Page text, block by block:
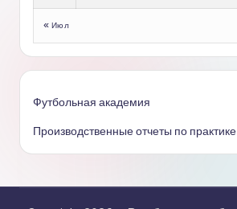
« Июл
Футбольная академия
Производственные отчеты по практике